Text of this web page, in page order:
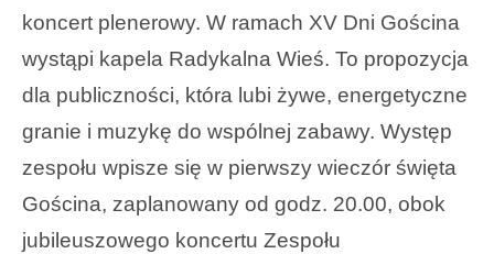
koncert plenerowy. W ramach XV Dni Gościna
wystąpi kapela Radykalna Wieś. To propozycja
dla publiczności, która lubi żywe, energetyczne
granie i muzykę do wspólnej zabawy. Występ
zespołu wpisze się w pierwszy wieczór święta
Gościna, zaplanowany od godz. 20.00, obok
jubileuszowego koncertu Zespołu